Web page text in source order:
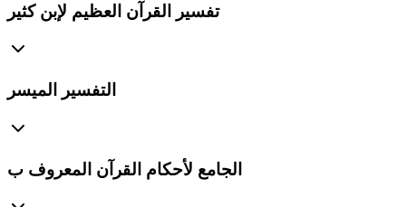
تفسير القرآن العظيم لإبن كثير
التفسير الميسر
الجامع لأحكام القرآن المعروف ب